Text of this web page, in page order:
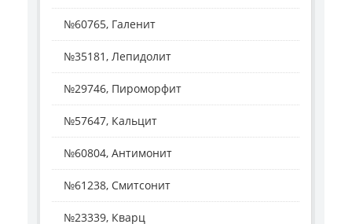
№60765, Галенит
№35181, Лепидолит
№29746, Пироморфит
№57647, Кальцит
№60804, Антимонит
№61238, Смитсонит
№23339, Кварц